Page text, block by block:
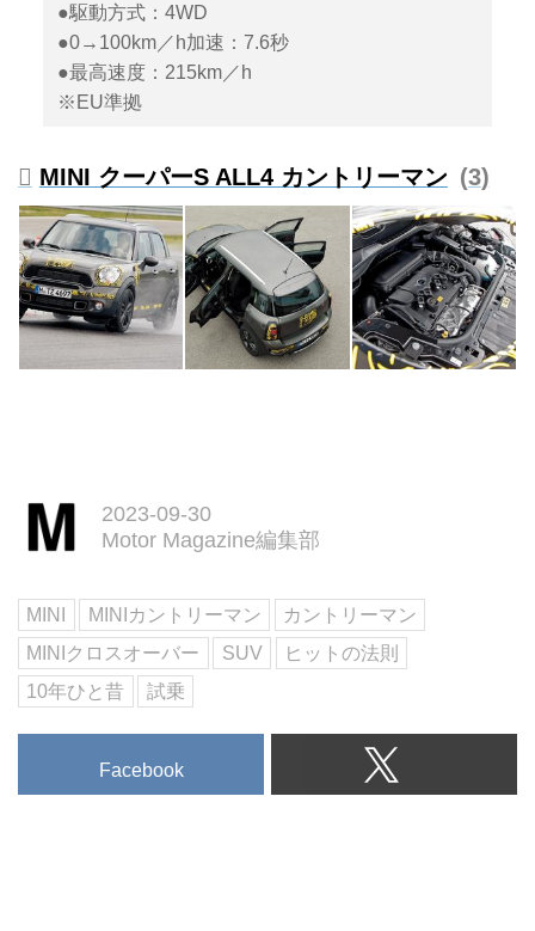
●駆動方式：4WD
●0→100km／h加速：7.6秒
●最高速度：215km／h
※EU準拠
MINI クーパーS ALL4 カントリーマン 3
2023-09-30
Motor Magazine編集部
MINI MINIカントリーマン
カントリーマン
MINIクロスオーバー
SUV
ヒットの法則
10年ひと昔
試乗
Facebook